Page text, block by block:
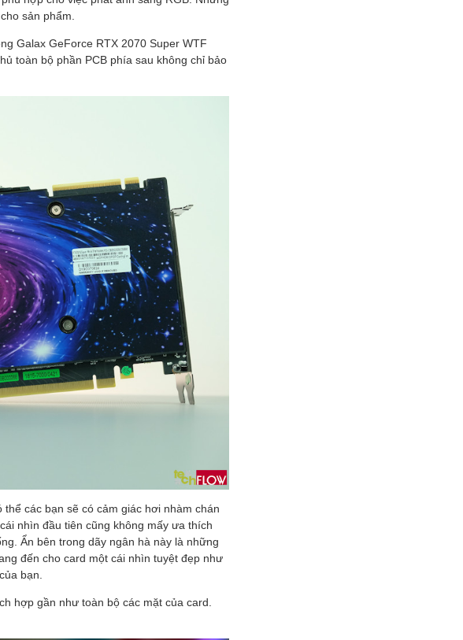
sản phẩm.
Galax GeForce RTX 2070 Super WTF
toàn bộ phần PCB phía sau không chỉ bảo
các bạn sẽ có cảm giác hơi nhàm chán
nhìn đầu tiên cũng không mấy ưa thích
Ẩn bên trong dãy ngân hà này là những
đến cho card một cái nhìn tuyệt đẹp như
bạn.
hợp gần như toàn bộ các mặt của card.